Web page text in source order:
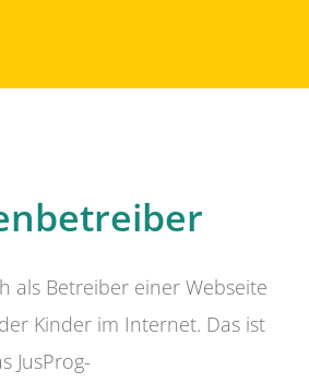
als Betreiber einer Webseite
Kinder im Internet. Das ist
JusProg-